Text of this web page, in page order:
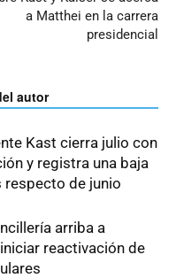
a Matthei en la carrera
presidencial
autor
Kast cierra julio con
y registra una baja
de junio
arriba a
reactivación de